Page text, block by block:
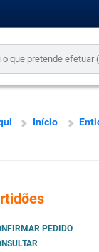
Início
PEDIDO